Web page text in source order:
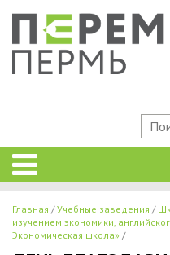
Главная Учебные заведения
изучением экономики,
Экономическая школа»